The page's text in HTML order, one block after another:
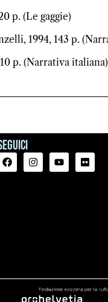
p. (Le gaggie)
1994, 143 p.
p. (Narrativa